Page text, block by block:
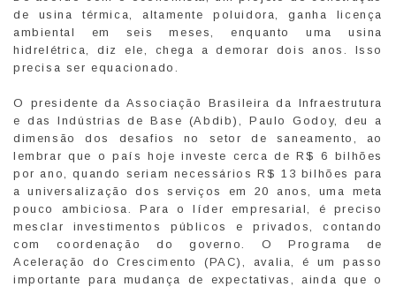
de usina térmica, altamente poluidora, ganha licença
ambiental em seis meses, enquanto uma usina
hidrelétrica, diz ele, chega a demorar dois anos. Isso
precisa ser equacionado.
O presidente da Associação Brasileira da Infraestrutura
e das Indústrias de Base (Abdib), Paulo Godoy, deu a
dimensão dos desafios no setor de saneamento, ao
lembrar que o país hoje investe cerca de R$ 6 bilhões
por ano, quando seriam necessários R$ 13 bilhões para
a universalização dos serviços em 20 anos, uma meta
pouco ambiciosa. Para o líder empresarial, é preciso
mesclar investimentos públicos e privados, contando
com coordenação do governo. O Programa de
Aceleração do Crescimento (PAC), avalia, é um passo
importante para mudança de expectativas, ainda que o